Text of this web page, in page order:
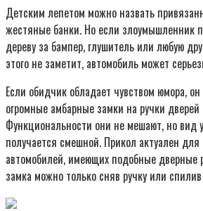
Детским лепетом можно назвать
жестяные банки. Но если злоумышленник
дереву за бампер, глушитель или любую
этого не заметит, автомобиль может
Если обидчик обладает чувством юмора,
огромные амбарные замки на ручки
Функциональности они не мешают, но вид
получается смешной. Прикол актуален
автомобилей, имеющих подобные дверные
замка можно только сняв ручку или